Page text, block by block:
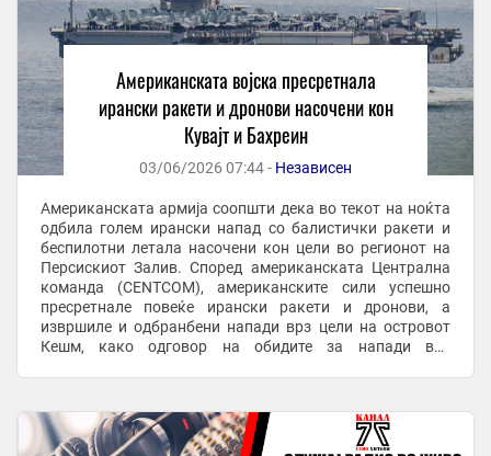
Американската војска пресретнала
ирански ракети и дронови насочени кон
Кувајт и Бахреин
03/06/2026 07:44 - Независен
Американската армија соопшти дека во текот на ноќта
одбила голем ирански напад со балистички ракети и
беспилотни летала насочени кон цели во регионот на
Персискиот Залив. Според американската Централна
команда (CENTCOM), американските сили успешно
пресретнале повеќе ирански ракети и дронови, а
извршиле и одбранбени напади врз цели на островот
Кешм, како одговор на обидите за напади врз